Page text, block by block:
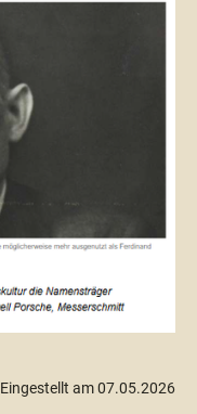
Eingestellt am 07.05.2026